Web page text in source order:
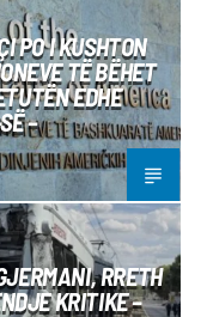
PO I KUSHTON
TË BËHET
EDHE
–
RRETH
KRITIKE –